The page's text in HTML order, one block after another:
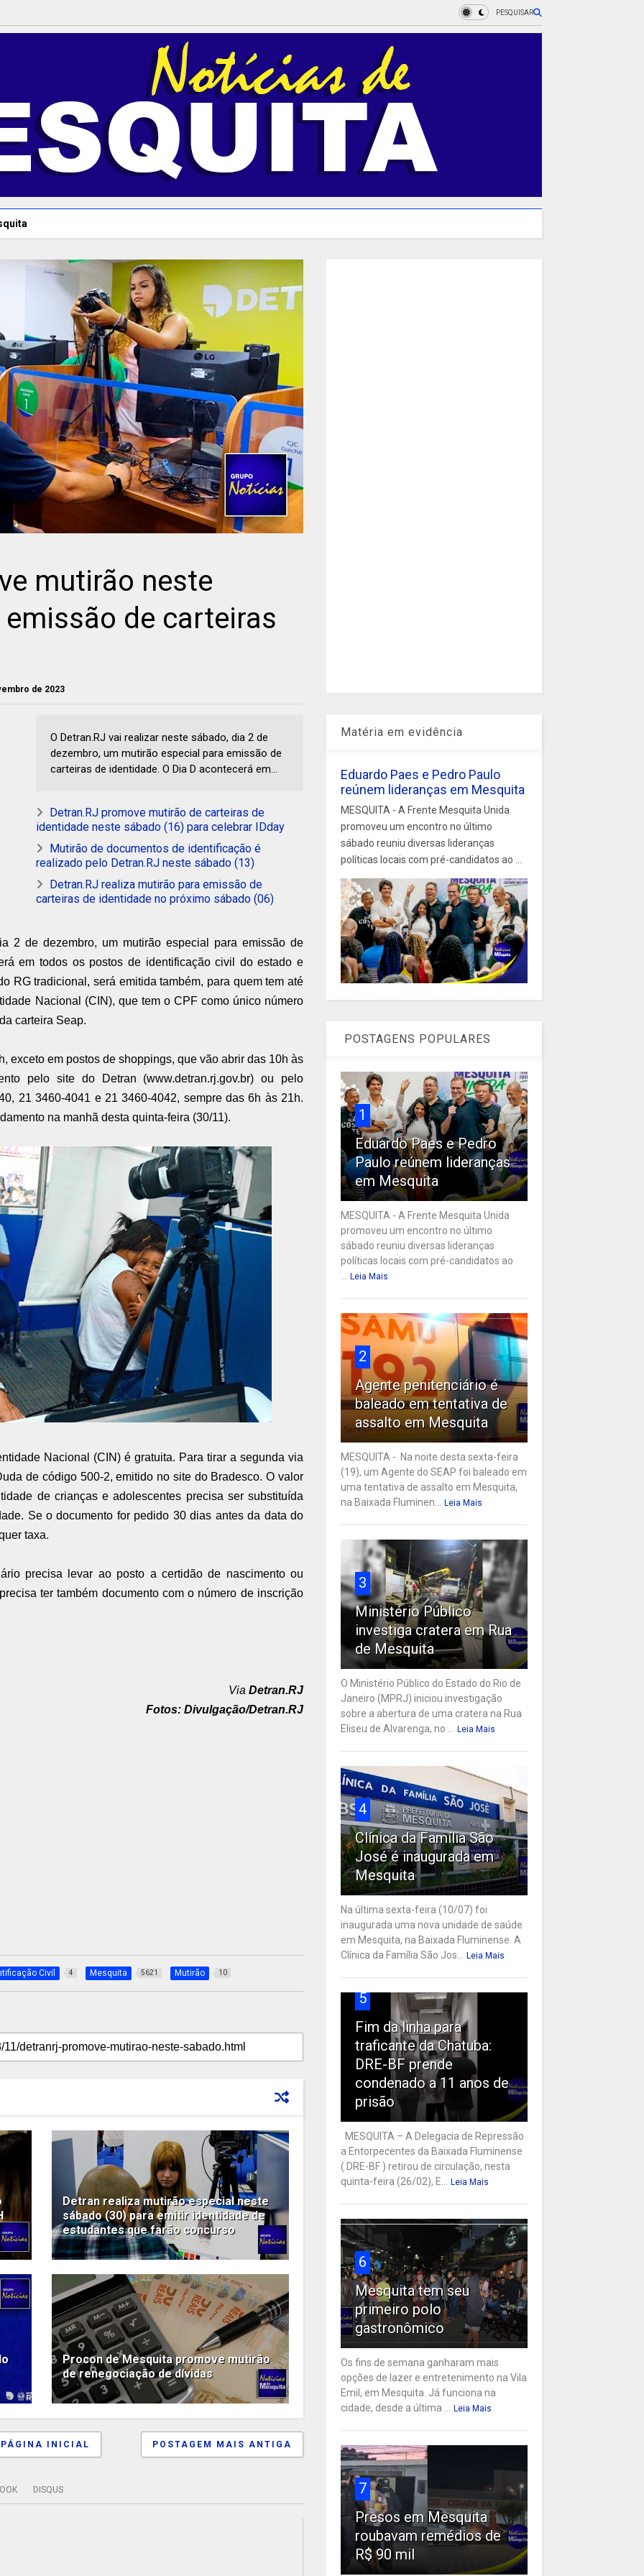
PESQUISAR
mutirão neste
de carteiras
de 2023
O Detran.RJ vai realizar neste sábado, dia 2 de
dezembro, um mutirão especial para emissão de
carteiras de identidade. O Dia D acontecerá em...
Detran.RJ promove mutirão de carteiras de
identidade neste sábado (16) para celebrar IDday
Mutirão de documentos de identificação é
realizado pelo Detran.RJ neste sábado (13)
Detran.RJ realiza mutirão para emissão de
carteiras de identidade no próximo sábado (06)
2 de dezembro, um mutirão especial para emissão de
em todos os postos de identificação civil do estado e
RG tradicional, será emitida também, para quem tem até
Nacional (CIN), que tem o CPF como único número
carteira Seap.
exceto em postos de shoppings, que vão abrir das 10h às
pelo site do Detran (www.detran.rj.gov.br) ou pelo
21 3460-4041 e 21 3460-4042, sempre das 6h às 21h.
na manhã desta quinta-feira (30/11).
Nacional (CIN) é gratuita. Para tirar a segunda via
de código 500-2, emitido no site do Bradesco. O valor
de crianças e adolescentes precisa ser substituída
Se o documento for pedido 30 dias antes da data do
taxa.
precisa levar ao posto a certidão de nascimento ou
ter também documento com o número de inscrição
Via Detran.RJ
Fotos: Divulgação/Detran.RJ
Civil 4 Mesquita 5621 Mutirão 10
Detran realiza mutirão especial neste
sábado (30) para emitir identidade de
estudantes que farão concurso
Procon de Mesquita promove mutirão
de renegociação de dívidas
POSTAGEM MAIS ANTIGA
PÁGINA INICIAL
DISQUS
Matéria em evidência
Eduardo Paes e Pedro Paulo
reúnem lideranças em Mesquita
MESQUITA - A Frente Mesquita Unida
promoveu um encontro no último
sábado reuniu diversas lideranças
políticas locais com pré-candidatos ao ...
POSTAGENS POPULARES
1
Eduardo Paes e Pedro
Paulo reúnem lideranças
em Mesquita
MESQUITA - A Frente Mesquita Unida
promoveu um encontro no último
sábado reuniu diversas lideranças
políticas locais com pré-candidatos ao
... Leia Mais
2
Agente penitenciário é
baleado em tentativa de
assalto em Mesquita
MESQUITA - Na noite desta sexta-feira
(19), um Agente do SEAP foi baleado em
uma tentativa de assalto em Mesquita,
na Baixada Fluminen... Leia Mais
3
Ministério Público
investiga cratera em Rua
de Mesquita
O Ministério Público do Estado do Rio de
Janeiro (MPRJ) iniciou investigação
sobre a abertura de uma cratera na Rua
Eliseu de Alvarenga, no ... Leia Mais
4
Clínica da Família São
José é inaugurada em
Mesquita
Na última sexta-feira (10/07) foi
inaugurada uma nova unidade de saúde
em Mesquita, na Baixada Fluminense. A
Clínica da Família São Jos... Leia Mais
5
Fim da linha para
traficante da Chatuba:
DRE-BF prende
condenado a 11 anos de
prisão
MESQUITA – A Delegacia de Repressão
a Entorpecentes da Baixada Fluminense
( DRE-BF ) retirou de circulação, nesta
quinta-feira (26/02), E... Leia Mais
6
Mesquita tem seu
primeiro polo
gastronômico
Os fins de semana ganharam mais
opções de lazer e entretenimento na Vila
Emil, em Mesquita. Já funciona na
cidade, desde a última ... Leia Mais
7
Presos em Mesquita
roubavam remédios de
R$ 90 mil